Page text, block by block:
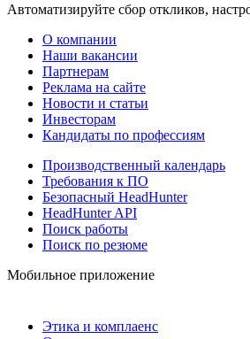
Автоматизируйте сбор откликов,
О компании
Наши вакансии
Партнерам
Реклама на сайте
Новости и статьи
Инвесторам
Кандидаты по профессиям
Производственный календарь
Требования к ПО
Безопасный HeadHunter
HeadHunter API
Поиск работы
Поиск по резюме
Мобильное приложение
Этика и комплаенс